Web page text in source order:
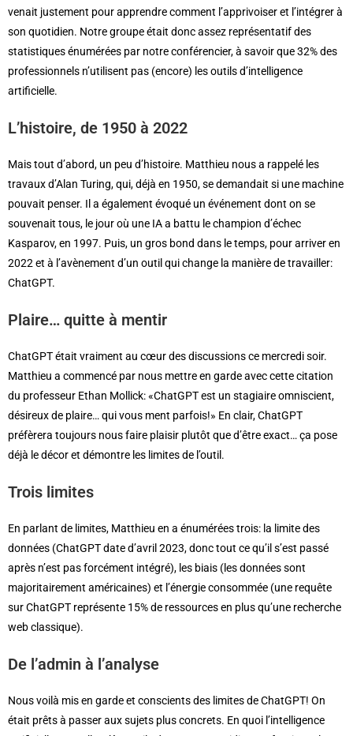
venait justement pour apprendre comment l’apprivoiser et l’intégrer à
son quotidien. Notre groupe était donc assez représentatif des
statistiques énumérées par notre conférencier, à savoir que 32% des
professionnels n’utilisent pas (encore) les outils d’intelligence
artificielle.
L’histoire, de 1950 à 2022
Mais tout d’abord, un peu d’histoire. Matthieu nous a rappelé les
travaux d’Alan Turing, qui, déjà en 1950, se demandait si une machine
pouvait penser. Il a également évoqué un événement dont on se
souvenait tous, le jour où une IA a battu le champion d’échec
Kasparov, en 1997. Puis, un gros bond dans le temps, pour arriver en
2022 et à l’avènement d’un outil qui change la manière de travailler:
ChatGPT.
Plaire… quitte à mentir
ChatGPT était vraiment au cœur des discussions ce mercredi soir.
Matthieu a commencé par nous mettre en garde avec cette citation
du professeur Ethan Mollick: «ChatGPT est un stagiaire omniscient,
désireux de plaire… qui vous ment parfois!» En clair, ChatGPT
préfèrera toujours nous faire plaisir plutôt que d’être exact… ça pose
déjà le décor et démontre les limites de l’outil.
Trois limites
En parlant de limites, Matthieu en a énumérées trois: la limite des
données (ChatGPT date d’avril 2023, donc tout ce qu’il s’est passé
après n’est pas forcément intégré), les biais (les données sont
majoritairement américaines) et l’énergie consommée (une requête
sur ChatGPT représente 15% de ressources en plus qu’une recherche
web classique).
De l’admin à l’analyse
Nous voilà mis en garde et conscients des limites de ChatGPT! On
était prêts à passer aux sujets plus concrets. En quoi l’intelligence